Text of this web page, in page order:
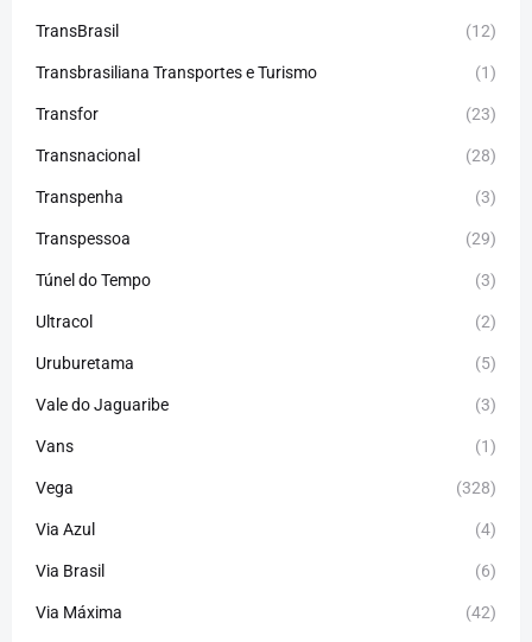
TransBrasil (12)
Transbrasiliana Transportes e Turismo (1)
Transfor (23)
Transnacional (28)
Transpenha (3)
Transpessoa (29)
Túnel do Tempo (3)
Ultracol (2)
Uruburetama (5)
Vale do Jaguaribe (3)
Vans (1)
Vega (328)
Via Azul (4)
Via Brasil (6)
Via Máxima (42)